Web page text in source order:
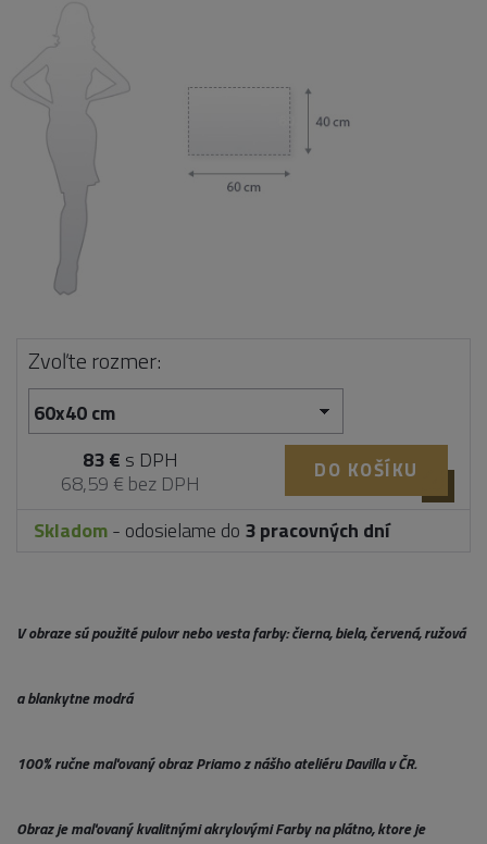
Zvoľte rozmer:
83 € s DPH
68,59 € bez DPH
DO KOŠÍKU
Skladom- odosielame do 3 pracovných dní
V obraze sú použité pulovr nebo vesta farby: čierna, biela, červená, ružová
a blankytne modrá
100% ručne maľovaný obraz Priamo z nášho ateliéru Davilla v ČR.
Obraz je maľovaný kvalitnými akrylovými Farby na plátno, ktore je